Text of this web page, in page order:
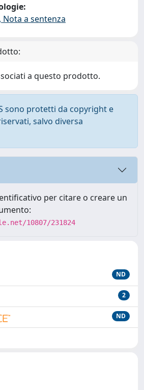
a sentenza
a questo prodotto.
sono protetti da copyright e
salvo diversa
per citare o creare un
10807/231824
ND
2
ND